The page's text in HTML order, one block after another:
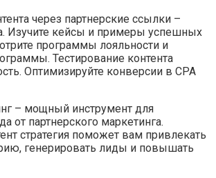
через партнерские ссылки –
Изучите кейсы и примеры успешных
программы лояльности и
Тестирование контента
Оптимизируйте конверсии в CPA
– мощный инструмент для
от партнерского маркетинга.
стратегия поможет вам привлекать
генерировать лиды и повышать